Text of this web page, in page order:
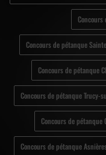
Concours
Concours de pétanque
Concours de pétanque
Concours de pétanque Trucy-
Concours de pétanque
Concours de pétanque